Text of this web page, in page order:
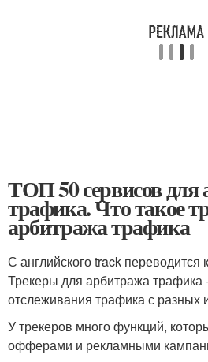
ТОП 50 сервисов для
трафика. Что такое
арбитража трафика
С английского track переводится
Трекеры для арбитража
отслеживания трафика с разных
У трекеров много функций,
офферами и рекламными